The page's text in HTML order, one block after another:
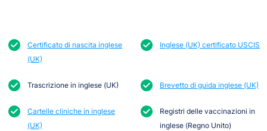
Certificato di nascita inglese
(UK)
Inglese (UK) certificato USCIS
Trascrizione in inglese (UK) Brevetto di guida inglese (UK)
Cartelle cliniche in inglese
(UK)
Registri delle vaccinazioni in
inglese (Regno Unito)